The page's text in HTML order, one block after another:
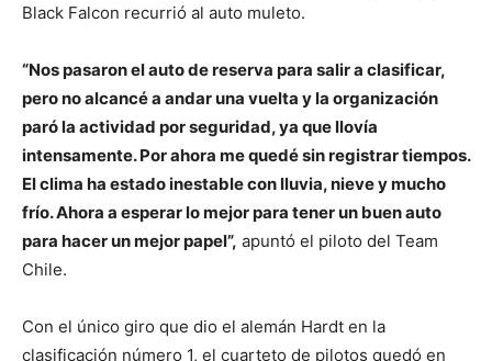
Black Falcon recurrió al auto muleto.
“Nos pasaron el auto de reserva para salir a clasificar,
pero no alcancé a andar una vuelta y la organización
paró la actividad por seguridad, ya que llovía
intensamente. Por ahora me quedé sin registrar tiempos.
El clima ha estado inestable con lluvia, nieve y mucho
frío. Ahora a esperar lo mejor para tener un buen auto
para hacer un mejor papel”, apuntó el piloto del Team
Chile.
Con el único giro que dio el alemán Hardt en la
clasificación número 1, el cuarteto de pilotos quedó en